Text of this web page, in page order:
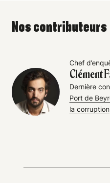
Nos contributeurs
Chef
Clément
Dernière
Port de
la corruption